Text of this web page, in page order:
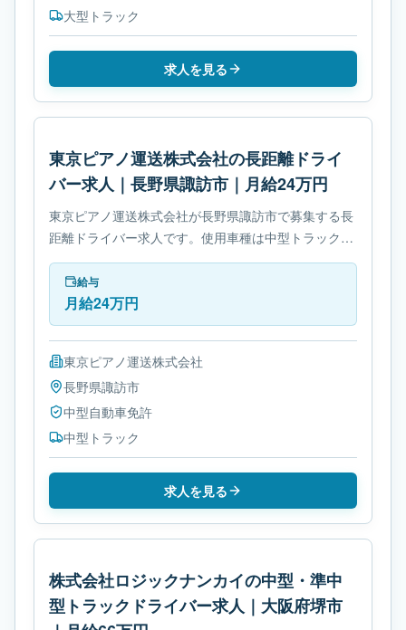
大型トラック
求人を見る
東京ピアノ運送株式会社の長距離ドライ
バー求人｜長野県諏訪市｜月給24万円
東京ピアノ運送株式会社が長野県諏訪市で募集する長
距離ドライバー求人です。使用車種は中型トラックで
す。勤務時間は- 変形労働時間制です。必要免許は中
型自動車免許です。
給与
月給24万円
東京ピアノ運送株式会社
長野県諏訪市
中型自動車免許
中型トラック
求人を見る
株式会社ロジックナンカイの中型・準中
型トラックドライバー求人｜大阪府堺市